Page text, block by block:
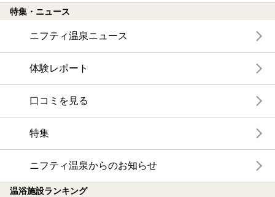
特集・ニュース
ニフティ温泉ニュース
体験レポート
口コミを見る
特集
ニフティ温泉からのお知らせ
温浴施設ランキング